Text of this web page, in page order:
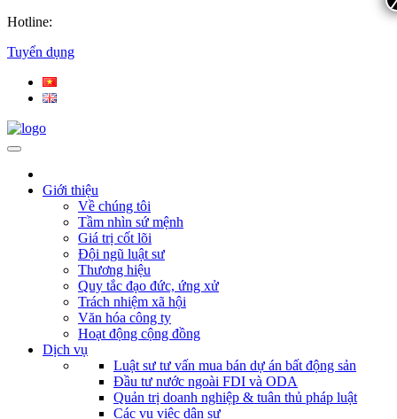
Hotline:
Tuyển dụng
Giới thiệu
Về chúng tôi
Tầm nhìn sứ mệnh
Giá trị cốt lõi
Đội ngũ luật sư
Thương hiệu
Quy tắc đạo đức, ứng xử
Trách nhiệm xã hội
Văn hóa công ty
Hoạt động cộng đồng
Dịch vụ
Luật sư tư vấn mua bán dự án bất động sản
Đầu tư nước ngoài FDI và ODA
Quản trị doanh nghiệp & tuân thủ pháp luật
Các vụ việc dân sự